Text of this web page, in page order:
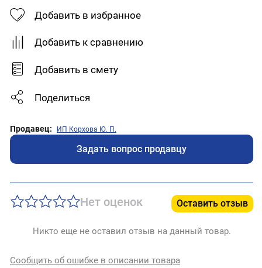
Добавить в избранное
Добавить к сравнению
Добавить в смету
Поделиться
Продавец: ИП Корхова Ю. П.
Задать вопрос продавцу
Нет оценок Оставить отзыв
Никто еще не оставил отзыв на данный товар.
Сообщить об ошибке в описании товара